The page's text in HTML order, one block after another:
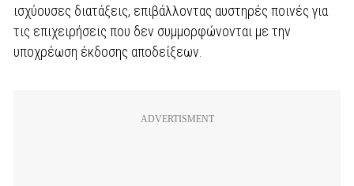
ισχύουσες διατάξεις, επιβάλλοντας αυστηρές ποινές για
τις επιχειρήσεις που δεν συμμορφώνονται με την
υποχρέωση έκδοσης αποδείξεων.